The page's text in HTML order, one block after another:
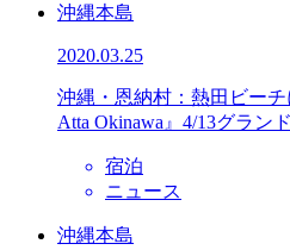
沖縄本島
2020.03.25
沖縄・恩納村：熱田ビー
Atta Okinawa』4/13グラン
宿泊
ニュース
沖縄本島